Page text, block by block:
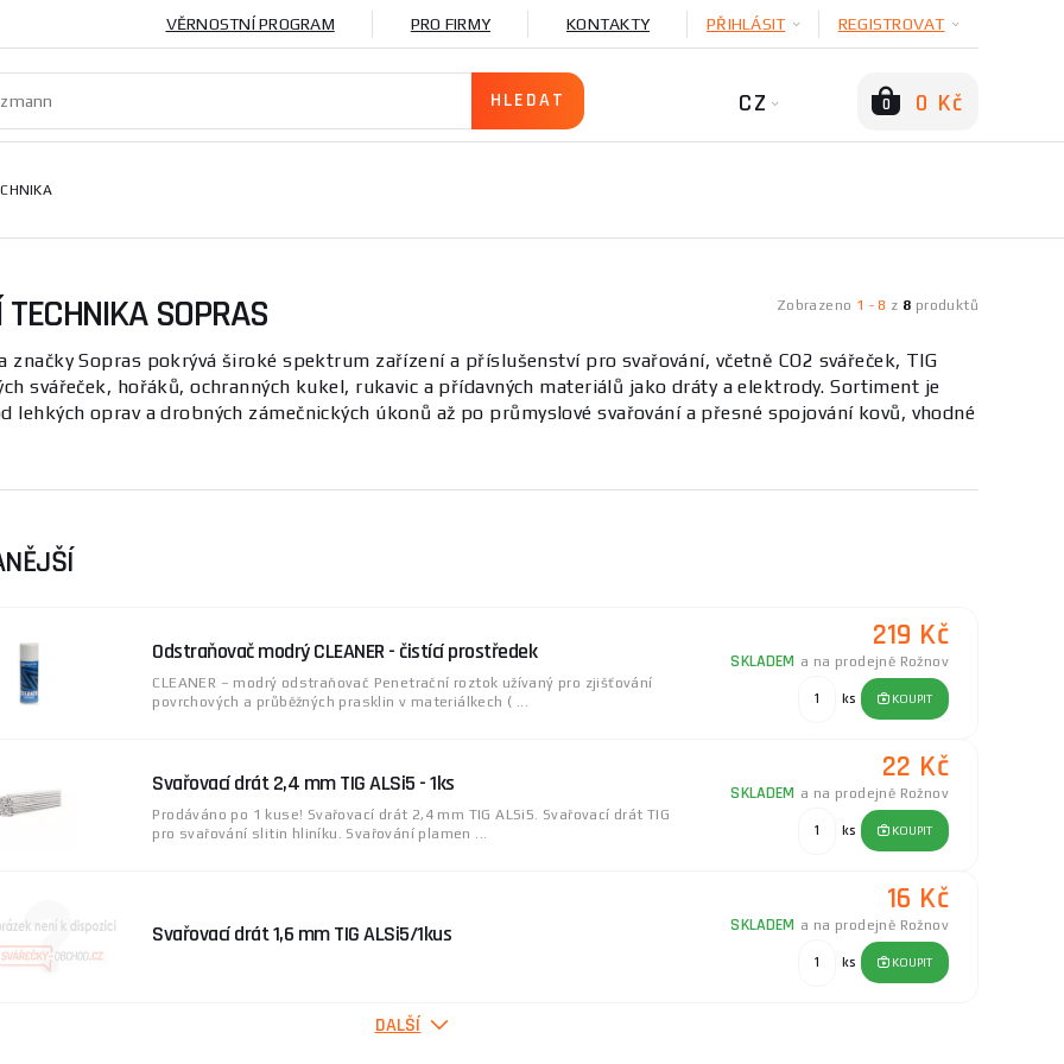
VĚRNOSTNÍ PROGRAM PRO FIRMY KONTAKTY PŘIHLÁSIT REGISTROVAT
CZ 0 0 Kč
Zobrazeno 1 -8 z 8 produktů
SOPRAS
značky Sopras pokrývá široké spektrum zařízení a příslušenství pro svařování, včetně CO2 svářeček, TIG
svářeček, hořáků, ochranných kukel, rukavic a přídavných materiálů jako dráty a elektrody. Sortiment je
lehkých oprav a drobných zámečnických úkonů až po průmyslové svařování a přesné spojování kovů, vhodné
kutily.
pestrou nabídkou svařovacích zdrojů, hořáků, ochranných kukel, rukavic a přídavných materiálů.
vlastnosti ovlivňují výslednou kvalitu svaru, produktivitu i bezpečnost obsluhy. Kompletní sortiment v
technika
a dodavatelem nářadí a strojů se zaměřením na svařovací techniku; v nabídce má svařovací stroje a zdroje
řezačky), příslušenství, ochranné pomůcky, přídavné materiály a servis včetně oprav. Firma poskytuje
a zajišťuje výrobu kovových dílů, ocelových konstrukcí, CNC laserové pálení, ohýbání a robotické
Odstraňovač modrý CLEANER - čistící prostředek
CLEANER – modrý odstraňovač Penetrační roztok užívaný pro zjišťování
povrchových a průběžných prasklin v materiálkech ( ...
219 Kč
SKLADEM a na prodejně Rožnov
ks KOUPIT
Svařovací drát 2,4 mm TIG ALSi5 - 1ks
Prodáváno po 1 kuse! Svařovací drát 2,4 mm TIG ALSi5. Svařovací drát TIG
pro svařování slitin hliníku. Svařování plamen ...
22 Kč
SKLADEM a na prodejně Rožnov
ks KOUPIT
Svařovací drát 1,6 mm TIG ALSi5/1kus
16 Kč
SKLADEM a na prodejně Rožnov
ks KOUPIT
DALŠÍ